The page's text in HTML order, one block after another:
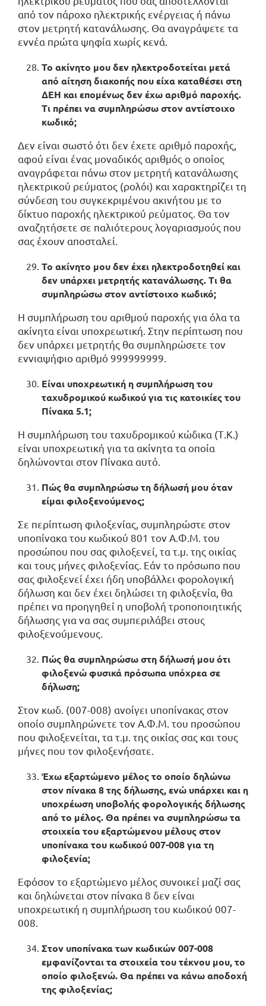
από τον πάροχο ηλεκτρικής ενέργειας ή πάνω
στον μετρητή κατανάλωσης. Θα αναγράψετε τα
εννέα πρώτα ψηφία χωρίς κενά.
Το ακίνητο μου δεν ηλεκτροδοτείται μετά
από αίτηση διακοπής που είχα καταθέσει στη
ΔΕΗ και επομένως δεν έχω αριθμό παροχής.
Τι πρέπει να συμπληρώσω στον αντίστοιχο
κωδικό;
Δεν είναι σωστό ότι δεν έχετε αριθμό παροχής,
αφού είναι ένας μοναδικός αριθμός ο οποίος
αναγράφεται πάνω στον μετρητή κατανάλωσης
ηλεκτρικού ρεύματος (ρολόι) και χαρακτηρίζει τη
σύνδεση του συγκεκριμένου ακινήτου με το
δίκτυο παροχής ηλεκτρικού ρεύματος. Θα τον
αναζητήσετε σε παλιότερους λογαριασμούς που
σας έχουν αποσταλεί.
Το ακίνητο μου δεν έχει ηλεκτροδοτηθεί και
δεν υπάρχει μετρητής κατανάλωσης. Τι θα
συμπληρώσω στον αντίστοιχο κωδικό;
Η συμπλήρωση του αριθμού παροχής για όλα τα
ακίνητα είναι υποχρεωτική. Στην περίπτωση που
δεν υπάρχει μετρητής θα συμπληρώσετε τον
εννιαψήφιο αριθμό 999999999.
Είναι υποχρεωτική η συμπλήρωση του
ταχυδρομικού κωδικού για τις κατοικίες του
Πίνακα 5.1;
Η συμπλήρωση του ταχυδρομικού κώδικα (Τ.Κ.)
είναι υποχρεωτική για τα ακίνητα τα οποία
δηλώνονται στον Πίνακα αυτό.
Πώς θα συμπληρώσω τη δήλωσή μου όταν
είμαι φιλοξενούμενος;
Σε περίπτωση φιλοξενίας, συμπληρώστε στον
υποπίνακα του κωδικού 801 τον Α.Φ.Μ. του
προσώπου που σας φιλοξενεί, τα τ.μ. της οικίας
και τους μήνες φιλοξενίας. Εάν το πρόσωπο που
σας φιλοξενεί έχει ήδη υποβάλλει φορολογική
δήλωση και δεν έχει δηλώσει τη φιλοξενία, θα
πρέπει να προηγηθεί η υποβολή τροποποιητικής
δήλωσης για να σας συμπεριλάβει στους
φιλοξενούμενους.
Πώς θα συμπληρώσω στη δήλωσή μου ότι
φιλοξενώ φυσικά πρόσωπα υπόχρεα σε
δήλωση;
Στον κωδ. (007-008) ανοίγει υποπίνακας στον
οποίο συμπληρώνετε τον Α.Φ.Μ. του προσώπου
που φιλοξενείται, τα τ.μ. της οικίας σας και τους
μήνες που τον φιλοξενήσατε.
Έχω εξαρτώμενο μέλος το οποίο δηλώνω
στον πίνακα 8 της δήλωσης, ενώ υπάρχει και η
υποχρέωση υποβολής φορολογικής δήλωσης
από το μέλος. Θα πρέπει να συμπληρώσω τα
στοιχεία του εξαρτώμενου μέλους στον
υποπίνακα του κωδικού 007-008 για τη
φιλοξενία;
Εφόσον το εξαρτώμενο μέλος συνοικεί μαζί σας
και δηλώνεται στον πίνακα 8 δεν είναι
υποχρεωτική η συμπλήρωση του κωδικού 007-
008.
Στον υποπίνακα των κωδικών 007-008
εμφανίζονται τα στοιχεία του τέκνου μου, το
οποίο φιλοξενώ. Θα πρέπει να κάνω αποδοχή
της φιλοξενίας;